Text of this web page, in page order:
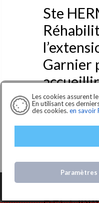
Les cookies assurent
En utilisant ces
des cookies. en savoir
Paramètres
Ste
Garnier
accueillir
enfance
d'Architecture